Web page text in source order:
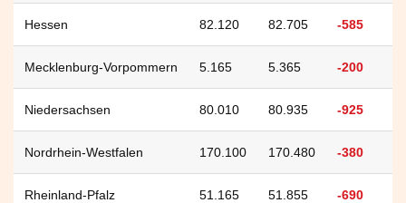
Hessen 82.120 82.705 -585
Mecklenburg-Vorpommern 5.165 5.365 -200
Niedersachsen 80.010 80.935 -925
Nordrhein-Westfalen 170.100 170.480 -380
Rheinland-Pfalz 51.165 51.855 -690